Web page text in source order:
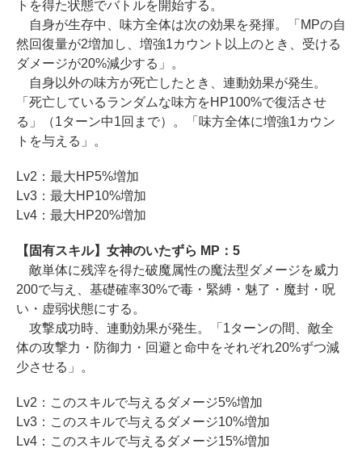
トを得た状態でバトルを開始する。
自身が生存中、味方全体は次の効果を発揮。「MPの自
然回復量が2増加し、増強1カウント以上のとき、受ける
ダメージが20%減少する」。
自身以外の味方が死亡したとき、連動効果が発生。
「死亡しているランダムな味方をHP100%で復活させ
る」（1ターン中1回まで）。「味方全体に増強1カウン
トを与える」。
Lv2：最大HP5%増加
Lv3：最大HP10%増加
Lv4：最大HP20%増加
【固有スキル】女神のいたずら MP：5
敵単体に残滓を得た破魔属性の魔法型ダメージを威力
200で与え、基礎確率30%で毒・緊縛・魅了・魔封・呪
い・虚弱状態にする。
攻撃成功時、連動効果が発生。「1ターンの間、敵全
体の攻撃力・防御力・回避と命中をそれぞれ20%ずつ減
少させる」。
Lv2：このスキルで与えるダメージ5%増加
Lv3：このスキルで与えるダメージ10%増加
Lv4：このスキルで与えるダメージ15%増加